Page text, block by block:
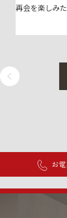
再会を楽しみ
お